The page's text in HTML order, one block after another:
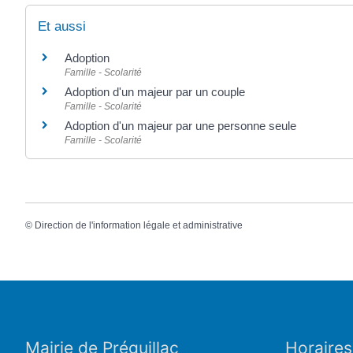
Et aussi
Adoption
Famille - Scolarité
Adoption d'un majeur par un couple
Famille - Scolarité
Adoption d'un majeur par une personne seule
Famille - Scolarité
© Direction de l'information légale et administrative
Mairie de Préguillac